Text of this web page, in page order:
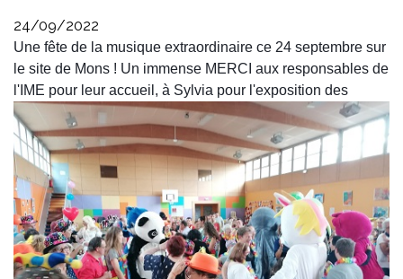
24/09/2022
Une fête de la musique extraordinaire ce 24 septembre sur
le site de Mons ! Un immense MERCI aux responsables de
l'IME pour leur accueil, à Sylvia pour l'exposition des